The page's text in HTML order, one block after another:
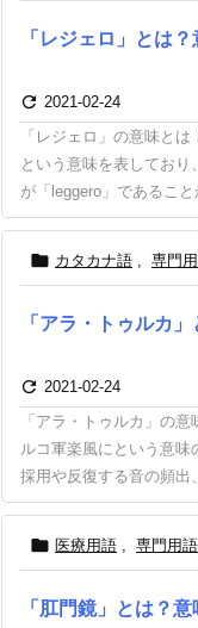
「レジェロ」とは
 2021-02-24
「レジェロ」の意味と
という意味を表してお
が「leggero」であるこ
 カタカナ語 , 専門
「アラ・トゥルカ
 2021-02-24
「アラ・トゥルカ」の
ルコ軍楽風にという意
採用や反復する音の頻出
 医療用語 , 専門用語
「肛門鏡」とは？